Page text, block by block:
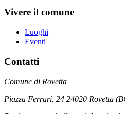
Vivere il comune
Luoghi
Eventi
Contatti
Comune di Rovetta
Piazza Ferrari, 24 24020 Rovetta